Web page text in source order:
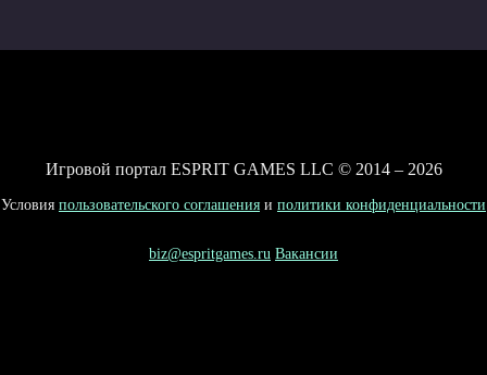
Игровой портал ESPRIT GAMES LLC © 2014 – 2026
Условия пользовательского соглашения и политики конфиденциальности
biz@espritgames.ru Вакансии